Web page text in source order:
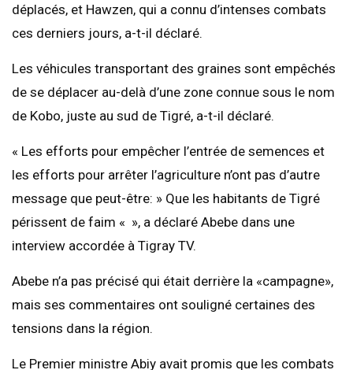
déplacés, et Hawzen, qui a connu d’intenses combats
ces derniers jours, a-t-il déclaré.
Les véhicules transportant des graines sont empêchés
de se déplacer au-delà d’une zone connue sous le nom
de Kobo, juste au sud de Tigré, a-t-il déclaré.
« Les efforts pour empêcher l’entrée de semences et
les efforts pour arrêter l’agriculture n’ont pas d’autre
message que peut-être: » Que les habitants de Tigré
périssent de faim « », a déclaré Abebe dans une
interview accordée à Tigray TV.
Abebe n’a pas précisé qui était derrière la «campagne»,
mais ses commentaires ont souligné certaines des
tensions dans la région.
Le Premier ministre Abiy avait promis que les combats